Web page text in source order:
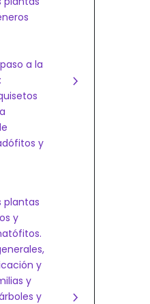
a la
y
plantas
y
y
y
y